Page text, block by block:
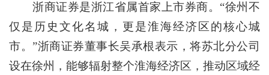
浙商证券是浙江省属首家上市券商。“徐州不
仅是历史文化名城，更是淮海经济区的核心城
市。”浙商证券董事长吴承根表示，将苏北分公司
设在徐州，能够辐射整个淮海经济区，推动区域经